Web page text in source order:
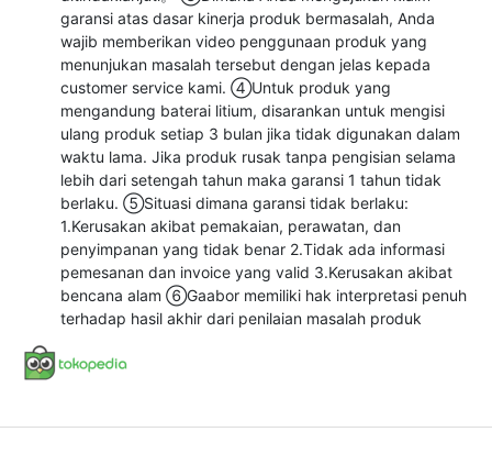
garansi atas dasar kinerja produk bermasalah, Anda
wajib memberikan video penggunaan produk yang
menunjukan masalah tersebut dengan jelas kepada
customer service kami. ④Untuk produk yang
mengandung baterai litium, disarankan untuk mengisi
ulang produk setiap 3 bulan jika tidak digunakan dalam
waktu lama. Jika produk rusak tanpa pengisian selama
lebih dari setengah tahun maka garansi 1 tahun tidak
berlaku. ⑤Situasi dimana garansi tidak berlaku:
1.Kerusakan akibat pemakaian, perawatan, dan
penyimpanan yang tidak benar 2.Tidak ada informasi
pemesanan dan invoice yang valid 3.Kerusakan akibat
bencana alam ⑥Gaabor memiliki hak interpretasi penuh
terhadap hasil akhir dari penilaian masalah produk